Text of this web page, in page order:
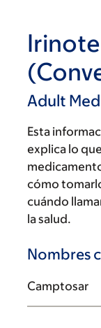
Adult
Esta
explica lo
cómo
cuándo
la salud.
Nombres
Camptosar